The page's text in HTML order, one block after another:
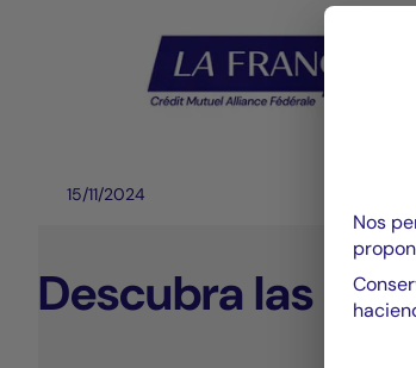
15/11/2024
Descubra las
Nos